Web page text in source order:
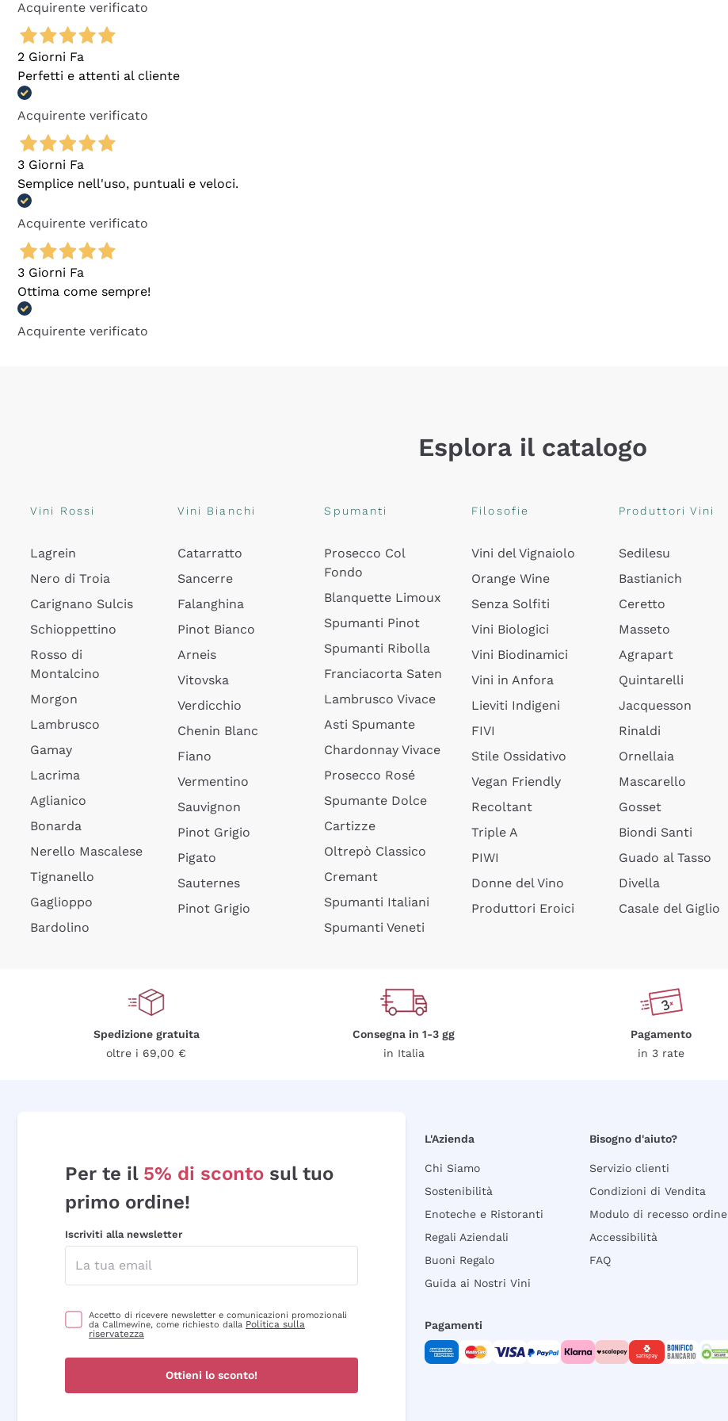
Acquirente verificato
2 Giorni Fa
Perfetti e attenti al cliente
Acquirente verificato
3 Giorni Fa
Semplice nell'uso, puntuali e veloci.
Acquirente verificato
3 Giorni Fa
Ottima come sempre!
Acquirente verificato
Esplora il catalogo
Vini Rossi
Lagrein
Nero di Troia
Carignano Sulcis
Schioppettino
Rosso di
Montalcino
Morgon
Lambrusco
Gamay
Lacrima
Aglianico
Bonarda
Nerello Mascalese
Tignanello
Gaglioppo
Bardolino
Vini Bianchi
Catarratto
Sancerre
Falanghina
Pinot Bianco
Arneis
Vitovska
Verdicchio
Chenin Blanc
Fiano
Vermentino
Sauvignon
Pinot Grigio
Pigato
Sauternes
Pinot Grigio
Spumanti
Prosecco Col
Fondo
Blanquette Limoux
Spumanti Pinot
Spumanti Ribolla
Franciacorta Saten
Lambrusco Vivace
Asti Spumante
Chardonnay Vivace
Prosecco Rosé
Spumante Dolce
Cartizze
Oltrepò Classico
Cremant
Spumanti Italiani
Spumanti Veneti
Filosofie
Vini del Vignaiolo
Orange Wine
Senza Solfiti
Vini Biologici
Vini Biodinamici
Vini in Anfora
Lieviti Indigeni
FIVI
Stile Ossidativo
Vegan Friendly
Recoltant
Triple A
PIWI
Donne del Vino
Produttori Eroici
Produttori Vini
Sedilesu
Bastianich
Ceretto
Masseto
Agrapart
Quintarelli
Jacquesson
Rinaldi
Ornellaia
Mascarello
Gosset
Biondi Santi
Guado al Tasso
Divella
Casale del Giglio
Spedizione gratuita
oltre i 69,00 €
Consegna in 1-3 gg
in Italia
Pagamento
in 3 rate
Per te il 5% di sconto sul tuo
primo ordine!
Iscriviti alla newsletter
Accetto di ricevere newsletter e comunicazioni promozionali
da Callmewine, come richiesto dalla Politica sulla
riservatezza
Ottieni lo sconto!
L'Azienda
Chi Siamo
Sostenibilità
Enoteche e Ristoranti
Regali Aziendali
Buoni Regalo
Guida ai Nostri Vini
Bisogno d'aiuto?
Servizio clienti
Condizioni di Vendita
Modulo di recesso ordine
Accessibilità
FAQ
Pagamenti